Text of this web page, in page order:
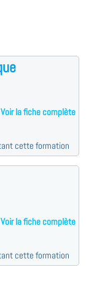
Voir la fiche complète
cette formation
Voir la fiche complète
cette formation